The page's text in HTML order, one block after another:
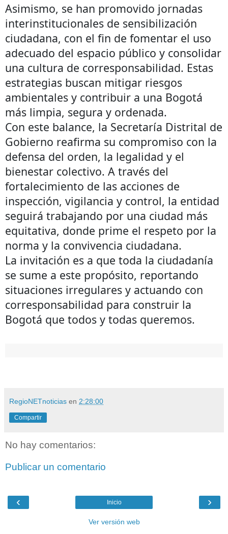
Asimismo, se han promovido jornadas
interinstitucionales de sensibilización
ciudadana, con el fin de fomentar el uso
adecuado del espacio público y consolidar
una cultura de corresponsabilidad. Estas
estrategias buscan mitigar riesgos
ambientales y contribuir a una Bogotá
más limpia, segura y ordenada.
Con este balance, la Secretaría Distrital de
Gobierno reafirma su compromiso con la
defensa del orden, la legalidad y el
bienestar colectivo. A través del
fortalecimiento de las acciones de
inspección, vigilancia y control, la entidad
seguirá trabajando por una ciudad más
equitativa, donde prime el respeto por la
norma y la convivencia ciudadana.
La invitación es a que toda la ciudadanía
se sume a este propósito, reportando
situaciones irregulares y actuando con
corresponsabilidad para construir la
Bogotá que todos y todas queremos.
RegioNETnoticias en 2:28:00
Compartir
No hay comentarios:
Publicar un comentario
‹ ›
Inicio
Ver versión web